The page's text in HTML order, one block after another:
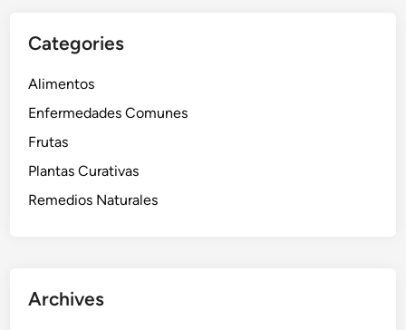
Categories
Alimentos
Enfermedades Comunes
Frutas
Plantas Curativas
Remedios Naturales
Archives